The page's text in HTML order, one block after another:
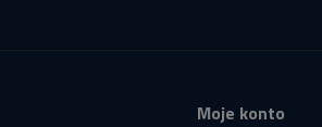
Moje konto